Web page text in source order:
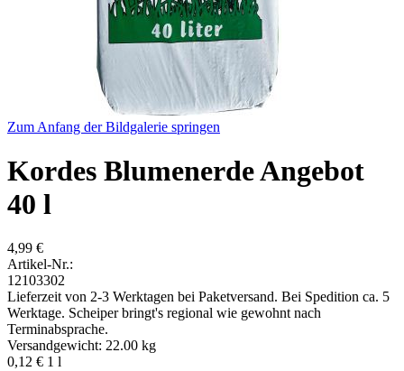
Zum Anfang der Bildgalerie springen
Kordes Blumenerde Angebot
40 l
4,99 €
Artikel-Nr.:
12103302
Lieferzeit von 2-3 Werktagen bei Paketversand. Bei Spedition ca. 5
Werktage. Scheiper bringt's regional wie gewohnt nach
Terminabsprache.
Versandgewicht: 22.00 kg
0,12 € 1 l